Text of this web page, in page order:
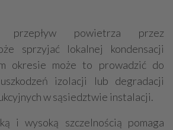
przepływ powietrza przez
sprzyjać lokalnej kondensacji
okresie może to prowadzić do
izolacji lub degradacji
w sąsiedztwie instalacji.
i wysoką szczelnością pomaga